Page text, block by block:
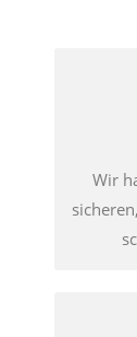
Wir